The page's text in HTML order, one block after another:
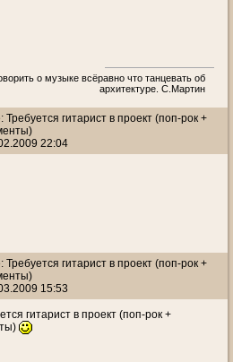
о музыке всёравно что танцевать об
архитектуре. С.Мартин
Требуется гитарист в проект (поп-рок +
22:04
Требуется гитарист в проект (поп-рок +
15:53
гитарист в проект (поп-рок +